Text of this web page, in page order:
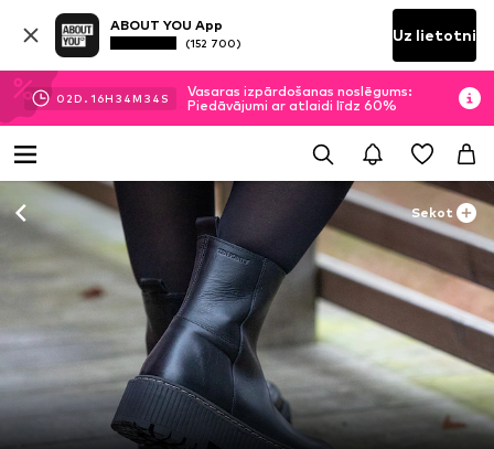
ABOUT YOU App
(152 700) Uz lietotni
02D. 16H 34M 33 S
Vasaras izpārdošanas noslēgums:
Piedāvājumi ar atlaidi līdz 60%
Sekot